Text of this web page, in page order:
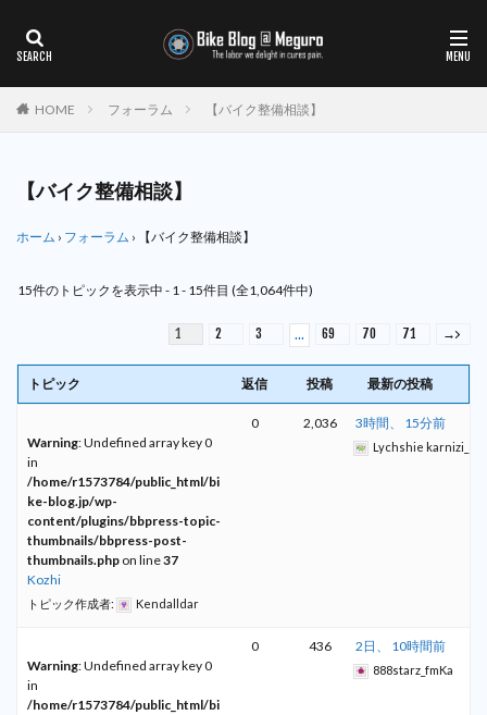
HOME フォーラム 【バイク整備相談】
【バイク整備相談】
ホーム › フォーラム › 【バイク整備相談】
15件のトピックを表示中 - 1 - 15件目 (全1,064件中)
1 2 3 … 69 70 71 →
トピック 返信 投稿 最新の投稿
Warning: Undefined array key 0
in
/home/r1573784/public_html/bi
ke-blog.jp/wp-
content/plugins/bbpress-topic-
thumbnails/bbpress-post-
thumbnails.php on line37
Kozhi
トピック作成者: Kendalldar
0 2,036 3時間、 15分前
Lychshie
Warning: Undefined array key 0
in
/home/r1573784/public_html/bi
0 436 2日、 10時間前
888starz_fmKa